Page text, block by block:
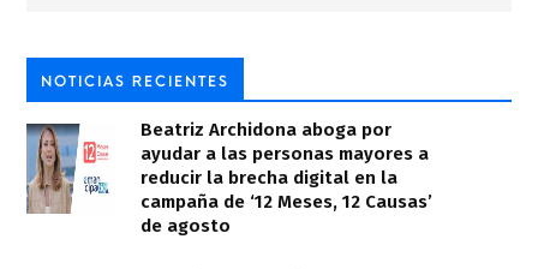
NOTICIAS RECIENTES
Beatriz Archidona aboga por
ayudar a las personas mayores a
reducir la brecha digital en la
campaña de ‘12 Meses, 12 Causas’
de agosto